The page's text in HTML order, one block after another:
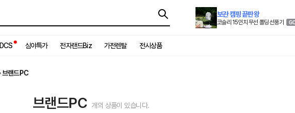
보관 캠핑 끝판왕
코슬리 15인치 무선 폴딩 선풍기
DCS 심야특가 전자랜드Biz 가전렌탈 전시상품
브랜드PC
브랜드PC 개의 상품이 있습니다.